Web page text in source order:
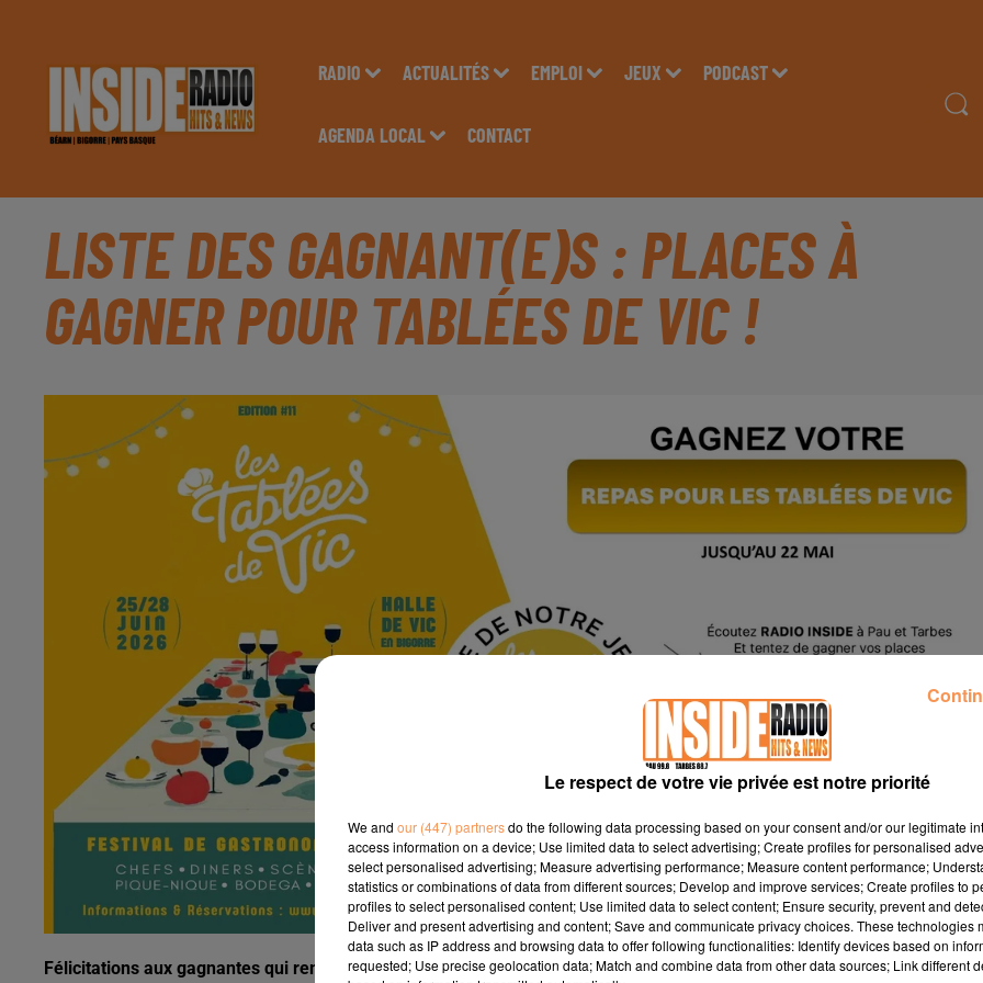
RADIO ACTUALITÉS EMPLOI JEUX PODCAST
AGENDA LOCAL CONTACT
LISTE DES GAGNANT(E)S : PLACES À
GAGNER POUR TABLÉES DE VIC !
Félicitations aux gagnantes qui remportent chacune 2 places pour les Tablées de Vic !
Le respect de votre vie privée est notre priorité
We and our (447) partnersdo the following data processing based on your consent and/or our legitimate
access information on a device; Use limited data to select advertising; Create profiles for personalised
select personalised advertising; Measure advertising performance; Measure content performance;
statistics or combinations of data from different sources; Develop and improve services; Create profiles to
profiles to select personalised content; Use limited data to select content; Ensure security, prevent and
Deliver and present advertising and content; Save and communicate privacy choices. These technologies
data such as IP address and browsing data to offer following functionalities: Identify devices based on
requested; Use precise geolocation data; Match and combine data from other data sources; Link different